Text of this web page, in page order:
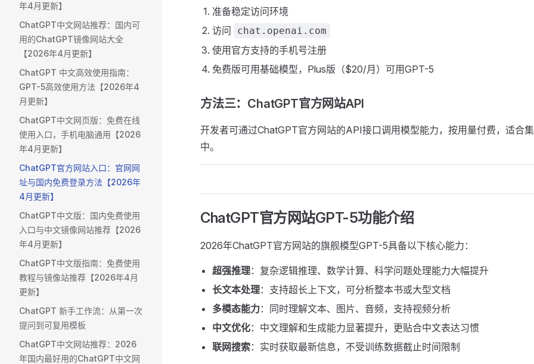
年4月更新】
ChatGPT中文网站推荐：国内可
用的ChatGPT镜像网站大全
【2026年4月更新】
ChatGPT 中文高效使用指南：
GPT-5高效使用方法【2026年4
月更新】
ChatGPT中文网页版：免费在线
使用入口，手机电脑通用【2026
年4月更新】
ChatGPT官方网站入口：官网网
址与国内免费登录方法【2026年
4月更新】
ChatGPT中文版：国内免费使用
入口与中文镜像网站推荐【2026
年4月更新】
ChatGPT中文版指南：免费使用
教程与镜像站推荐【2026年4月
更新】
ChatGPT 新手工作流：从第一次
提问到可复用模板
ChatGPT中文网站推荐：2026
年国内最好用的ChatGPT中文网
准备稳定访问环境
访问
chat.openai.com
使用官方支持的手机号注册
免费版可用基础模型，Plus版（$20/月）可用GPT-5
方法三：ChatGPT官方网站API
开发者可通过ChatGPT官方网站的API接口调用模型能力，按用量付费，适合
中。
ChatGPT官方网站GPT-5功能介绍
2026年ChatGPT官方网站的旗舰模型GPT-5具备以下核心能力：
超强推理：复杂逻辑推理、数学计算、科学问题处理能力大幅提升
长文本处理：支持超长上下文，可分析整本书或大型文档
多模态能力：同时理解文本、图片、音频，支持视频分析
中文优化：中文理解和生成能力显著提升，更贴合中文表达习惯
联网搜索：实时获取最新信息，不受训练数据截止时间限制